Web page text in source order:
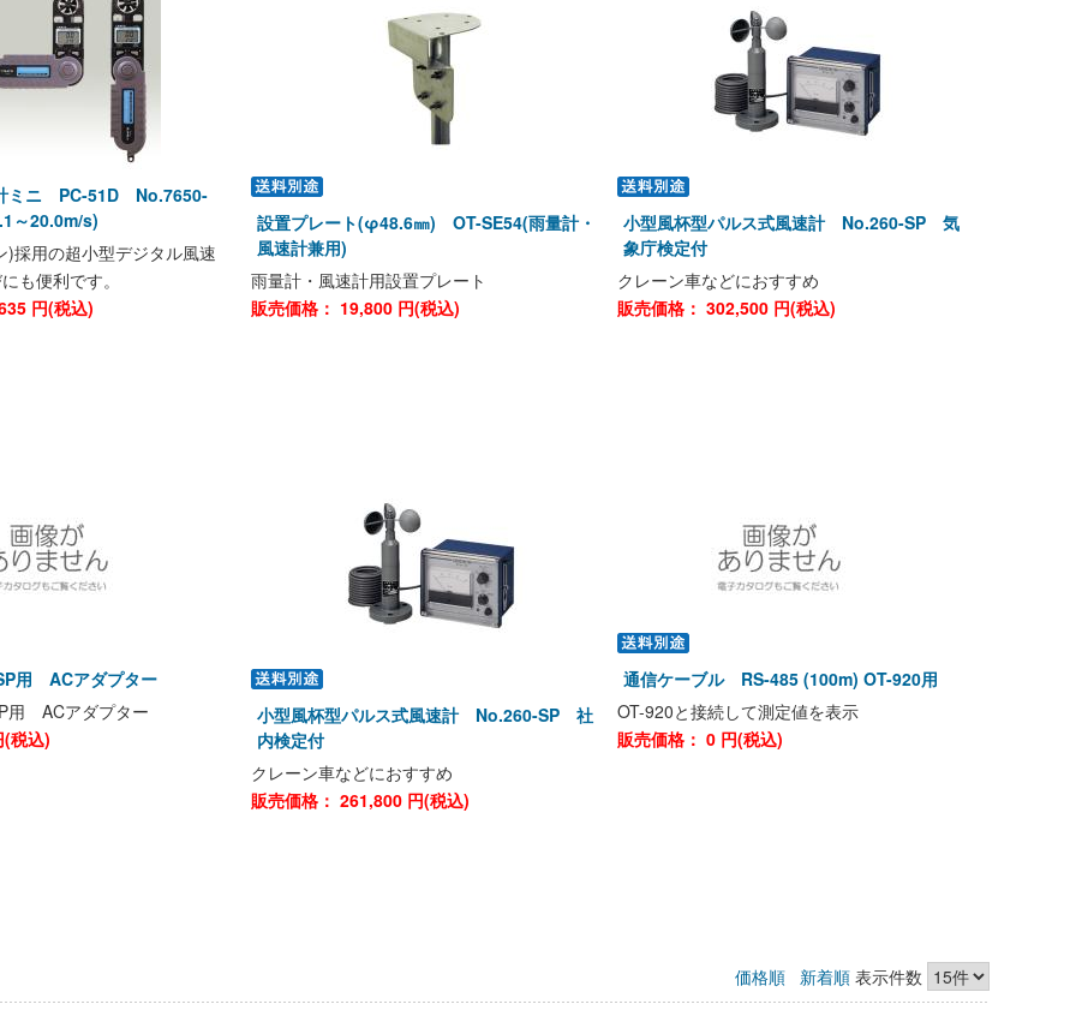
ミニ PC-51D No.7650-
～20.0m/s)
)採用の超小型デジタル風速
も便利です。
円(税込)
設置プレート(φ48.6㎜) OT-SE54(雨量計・
風速計兼用)
雨量計・風速計用設置プレート
販売価格： 19,800 円(税込)
小型風杯型パルス式風速計 No.260-SP 気
象庁検定付
クレーン車などにおすすめ
販売価格： 302,500 円(税込)
用 ACアダプター
用 ACアダプター
税込)
小型風杯型パルス式風速計 No.260-SP 社
内検定付
クレーン車などにおすすめ
販売価格： 261,800 円(税込)
通信ケーブル RS-485 (100m) OT-920用
OT-920と接続して測定値を表示
販売価格： 0 円(税込)
価格順 新着順 表示件数